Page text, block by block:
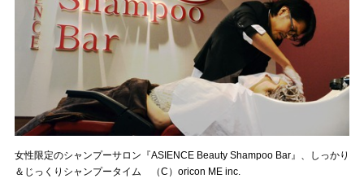
女性限定のシャンプーサロン『ASIENCE Beauty Shampoo Bar』、しっかり
＆じっくりシャンプータイム （C）oricon ME inc.